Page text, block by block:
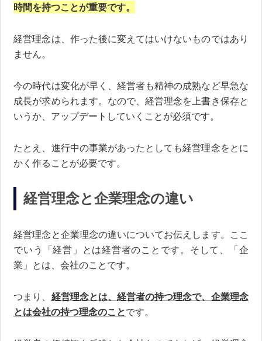
時間を持つことが重要です。
経営理念は、作った後に変えてはいけないものではあり
ません。
今の時代は変化が早く、経営者も精神の成熟など早急な
成長が求められます。なので、経営理念を上書き保存と
いうか、アップデートしていくことが必須です。
たとえ、進行中の事業があったとしても経営理念をとに
かく作ることが必要です。
経営理念と企業理念の違い
経営理念と企業理念の違いについてお伝えします。ここ
でいう「経営」とは経営者のことです。そして、「企
業」とは、会社のことです。
つまり、 経営理念とは、経営者の持つ理念で、企業理念
とは会社の持つ理念のことです。